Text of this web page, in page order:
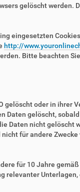
gelöscht werden.
eingesetzten
http://
Bitte beachten
gelöscht oder in
Daten gelöscht,
Daten nicht
für andere
für 10 Jahre gemäß
Unterlagen,